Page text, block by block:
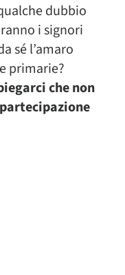
dubbio
i signori
sé l’amaro
primarie?
che non